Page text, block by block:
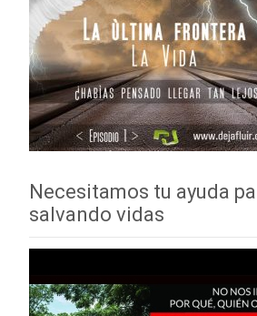
Necesitamos tu ayuda
salvando vidas